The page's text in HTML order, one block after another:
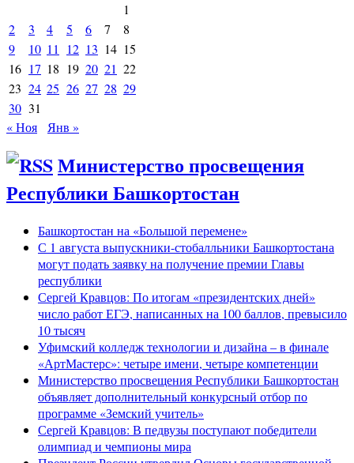
1
2
3 4 5 6 7
8
9
10 11 12 13 14 15
16 17 18 19 20 21 22
23 24 25 26 27 28 29
30 31
« Ноя
Янв »
Министерство просвещения
Республики Башкортостан
Башкортостан на «Большой перемене»
С 1 августа выпускники-стобалльники Башкортостана
могут подать заявку на получение премии Главы
республики
Сергей Кравцов: По итогам «президентских дней»
число работ ЕГЭ, написанных на 100 баллов, превысило
10 тысяч
Уфимский колледж технологии и дизайна – в финале
«АртМастерс»: четыре имени, четыре компетенции
Министерство просвещения Республики Башкортостан
объявляет дополнительный конкурсный отбор по
программе «Земский учитель»
Сергей Кравцов: В педвузы поступают победители
олимпиад и чемпионы мира